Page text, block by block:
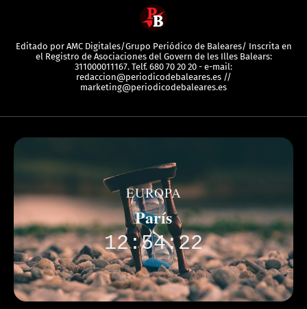
Editado por AMC Digitales/Grupo Periódico de Baleares/ Inscrita en
el Registro de Asociaciones del Govern de les Illes Balears:
311000011167. Telf. 680 70 20 20 - e-mail:
redaccion@periodicodebaleares.es //
marketing@periodicodebaleares.es
EUROPA
París
12:54:22